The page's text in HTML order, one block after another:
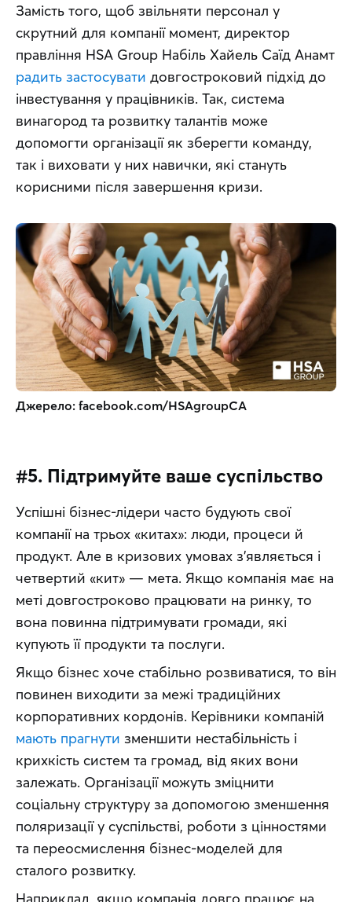
Замість того, щоб звільняти персонал у
скрутний для компанії момент, директор
радить застосувати довгостроковий підхід до
інвестування у працівників. Так, система
винагород та розвитку талантів може
допомогти організації як зберегти команду,
так і виховати у них навички, які стануть
корисними після завершення кризи.
Джерело: facebook.com/HSAgroupCA
#5. Підтримуйте ваше суспільство
Успішні бізнес-лідери часто будують свої
компанії на трьох «китах»: люди, процеси й
продукт. Але в кризових умовах з’являється і
четвертий «кит» — мета. Якщо компанія має на
меті довгостроково працювати на ринку, то
вона повинна підтримувати громади, які
купують її продукти та послуги.
Якщо бізнес хоче стабільно розвиватися, то він
повинен виходити за межі традиційних
мають прагнути зменшити нестабільність і
крихкість систем та громад, від яких вони
залежать. Організації можуть зміцнити
соціальну структуру за допомогою зменшення
поляризації у суспільстві, роботи з цінностями
та переосмислення бізнес-моделей для
сталого розвитку.